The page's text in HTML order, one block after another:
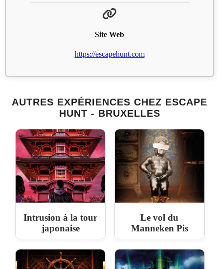
Site Web
https://escapehunt.com
AUTRES EXPÉRIENCES CHEZ ESCAPE
HUNT - BRUXELLES
Intrusion à la tour
japonaise
Le vol du
Manneken Pis